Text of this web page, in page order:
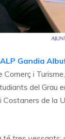
Gandia
i
del Grau
Costaners de